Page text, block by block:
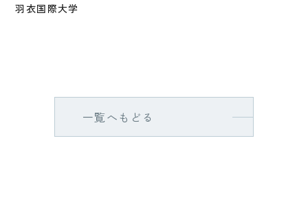
羽衣国際大学
一覧へもどる